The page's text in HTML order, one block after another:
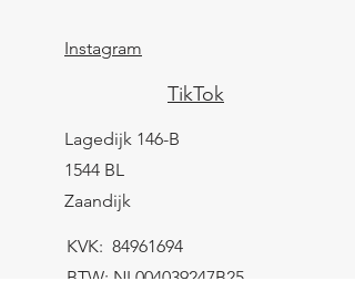
Instagram
TikTok
Lagedijk 146-B
1544 BL
Zaandijk
KVK: 84961694
BTW: NL004039247B25